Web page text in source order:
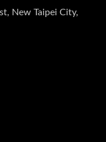
New Taipei City,